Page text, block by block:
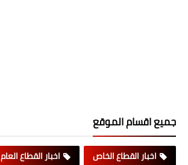
جميع اقسام الموقع
اخبار القطاع الخاص
اخبار القطاع العام